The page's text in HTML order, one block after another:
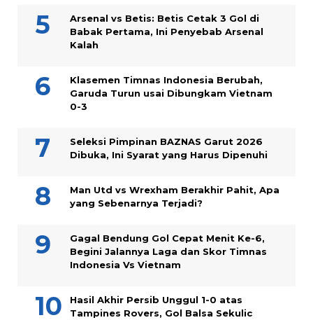
Arsenal vs Betis: Betis Cetak 3 Gol di
Babak Pertama, Ini Penyebab Arsenal
Kalah
Klasemen Timnas Indonesia Berubah,
Garuda Turun usai Dibungkam Vietnam
0-3
Seleksi Pimpinan BAZNAS Garut 2026
Dibuka, Ini Syarat yang Harus Dipenuhi
Man Utd vs Wrexham Berakhir Pahit, Apa
yang Sebenarnya Terjadi?
Gagal Bendung Gol Cepat Menit Ke-6,
Begini Jalannya Laga dan Skor Timnas
Indonesia Vs Vietnam
Hasil Akhir Persib Unggul 1-0 atas
Tampines Rovers, Gol Balsa Sekulic